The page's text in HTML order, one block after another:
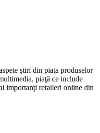
ştiri din piaţa produselor
piaţă ce include
importanţi retaileri online din